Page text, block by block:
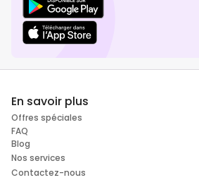
En savoir plus
Offres spéciales
FAQ
Blog
Nos services
Contactez-nous